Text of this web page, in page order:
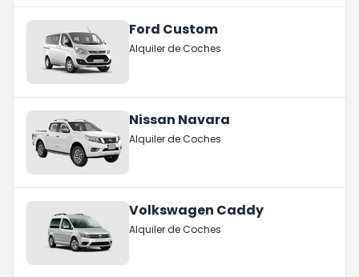
Ford Custom
Alquiler de Coches
Nissan Navara
Alquiler de Coches
Volkswagen Caddy
Alquiler de Coches